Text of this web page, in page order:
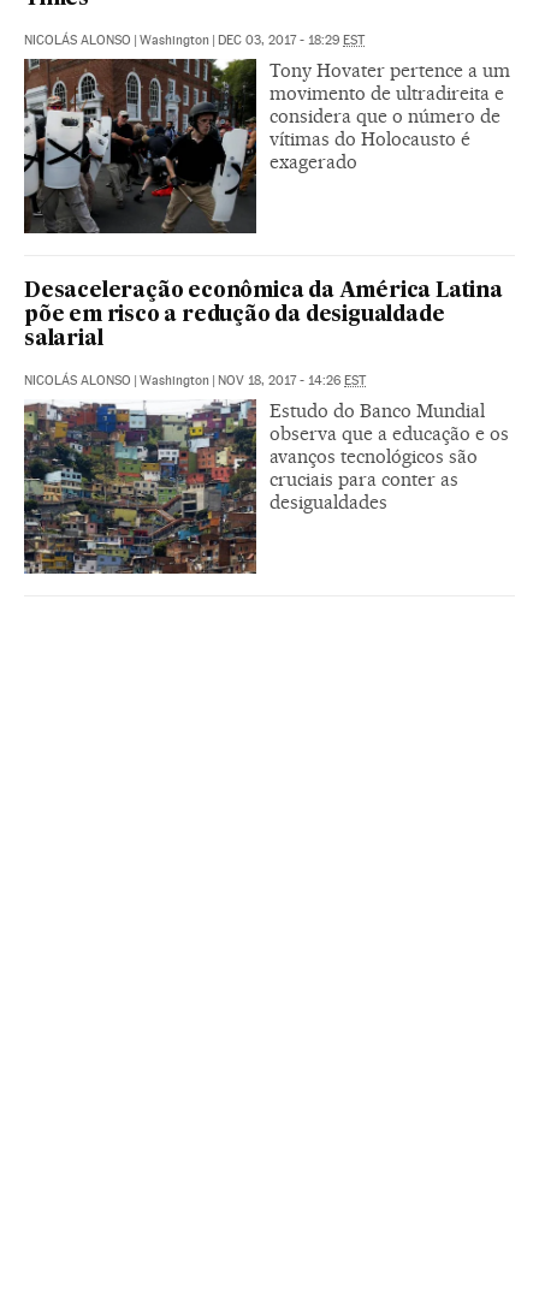
NICOLÁS ALONSO Washington DEC 03, 2017 - 18:29 EST
Tony Hovater pertence a um
movimento de ultradireita e
considera que o número de
vítimas do Holocausto é
exagerado
Desaceleração econômica da América Latina
põe em risco a redução da desigualdade
salarial
NICOLÁS ALONSO Washington NOV 18, 2017 - 14:26 EST
Estudo do Banco Mundial
observa que a educação e os
avanços tecnológicos são
cruciais para conter as
desigualdades